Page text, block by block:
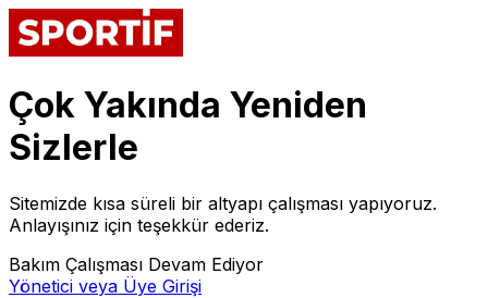
Çok Yakında Yeniden
Sizlerle
Sitemizde kısa süreli bir altyapı çalışması yapıyoruz.
Anlayışınız için teşekkür ederiz.
Bakım Çalışması Devam Ediyor
Yönetici veya Üye Girişi